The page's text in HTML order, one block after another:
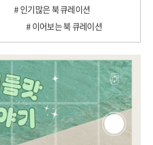
# 인기많은 북 큐레이션
# 이어보는 북 큐레이션